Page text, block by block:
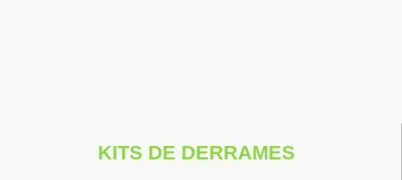
KITS DE DERRAMES